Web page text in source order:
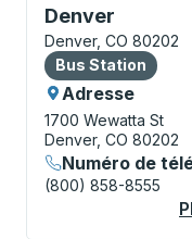
Denver
Bus Station,
Denver, CO 80202
Bus Station
Bus Station
Adresse
1700 Wewatta St
Denver, CO 80202
Numéro de
(800) 858-8555